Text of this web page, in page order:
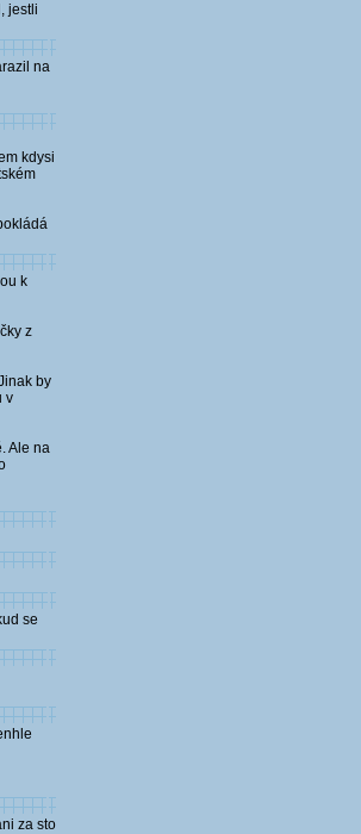
jestli
na
kdysi
k
z
by
v
Ale na
se
za sto